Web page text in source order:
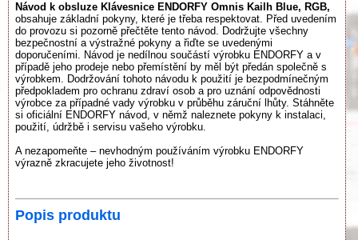
Návod k obsluze Klávesnice ENDORFY Omnis Kailh Blue, RGB,
obsahuje základní pokyny, které je třeba respektovat. Před uvedením
do provozu si pozorně přečtěte tento návod. Dodržujte všechny
bezpečnostní a výstražné pokyny a řiďte se uvedenými
doporučeními. Návod je nedílnou součástí výrobku ENDORFY a v
případě jeho prodeje nebo přemístění by měl být předán společně s
výrobkem. Dodržování tohoto návodu k použití je bezpodmínečným
předpokladem pro ochranu zdraví osob a pro uznání odpovědnosti
výrobce za případné vady výrobku v průběhu záruční lhůty. Stáhněte
si oficiální ENDORFY návod, v němž naleznete pokyny k instalaci,
použití, údržbě i servisu vašeho výrobku.
A nezapomeňte – nevhodným používáním výrobku ENDORFY
výrazně zkracujete jeho životnost!
Popis produktu